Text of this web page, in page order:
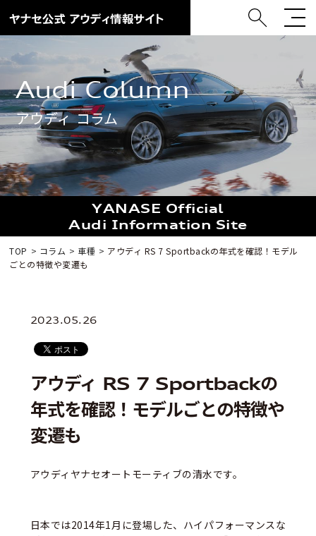
Audi Column
アウディ コラム
YANASE Official
Audi Information Site
TOP コラム 車種
アウディ RS 7 Sportbackの年式を確認！モデル
ごとの特徴や変遷も
2023.05.26
アウディ RS 7 Sportbackの
年式を確認！モデルごとの特徴や
変遷も
アウディヤナセオートモーティブの清水です。
日本では2014年1月に登場した、ハイパフォーマンスな